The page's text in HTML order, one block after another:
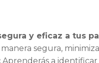
y eficaz a tus
segura,
Aprenderás a